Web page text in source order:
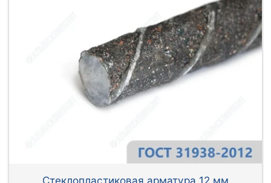
Стеклопластиковая арматура 12 мм